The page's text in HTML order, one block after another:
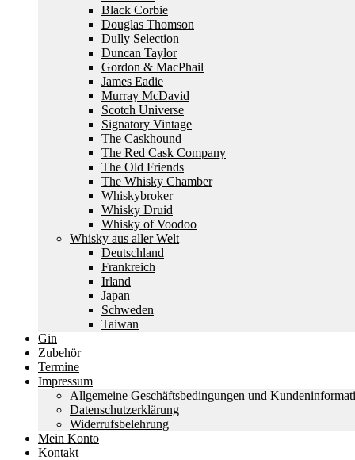
Black Corbie
Douglas Thomson
Dully Selection
Duncan Taylor
Gordon & MacPhail
James Eadie
Murray McDavid
Scotch Universe
Signatory Vintage
The Caskhound
The Red Cask Company
The Old Friends
The Whisky Chamber
Whiskybroker
Whisky Druid
Whisky of Voodoo
Whisky aus aller Welt
Deutschland
Frankreich
Irland
Japan
Schweden
Taiwan
Gin
Zubehör
Termine
Impressum
Allgemeine Geschäftsbedingungen und
Datenschutzerklärung
Widerrufsbelehrung
Mein Konto
Kontakt